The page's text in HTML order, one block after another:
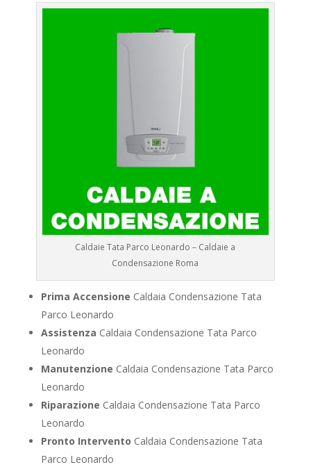
Caldaie Tata Parco Leonardo – Caldaie a
Condensazione Roma
Prima Accensione Caldaia Condensazione Tata
Parco Leonardo
Assistenza Caldaia Condensazione Tata Parco
Leonardo
Manutenzione Caldaia Condensazione Tata Parco
Leonardo
Riparazione Caldaia Condensazione Tata Parco
Leonardo
Pronto Intervento Caldaia Condensazione Tata
Parco Leonardo